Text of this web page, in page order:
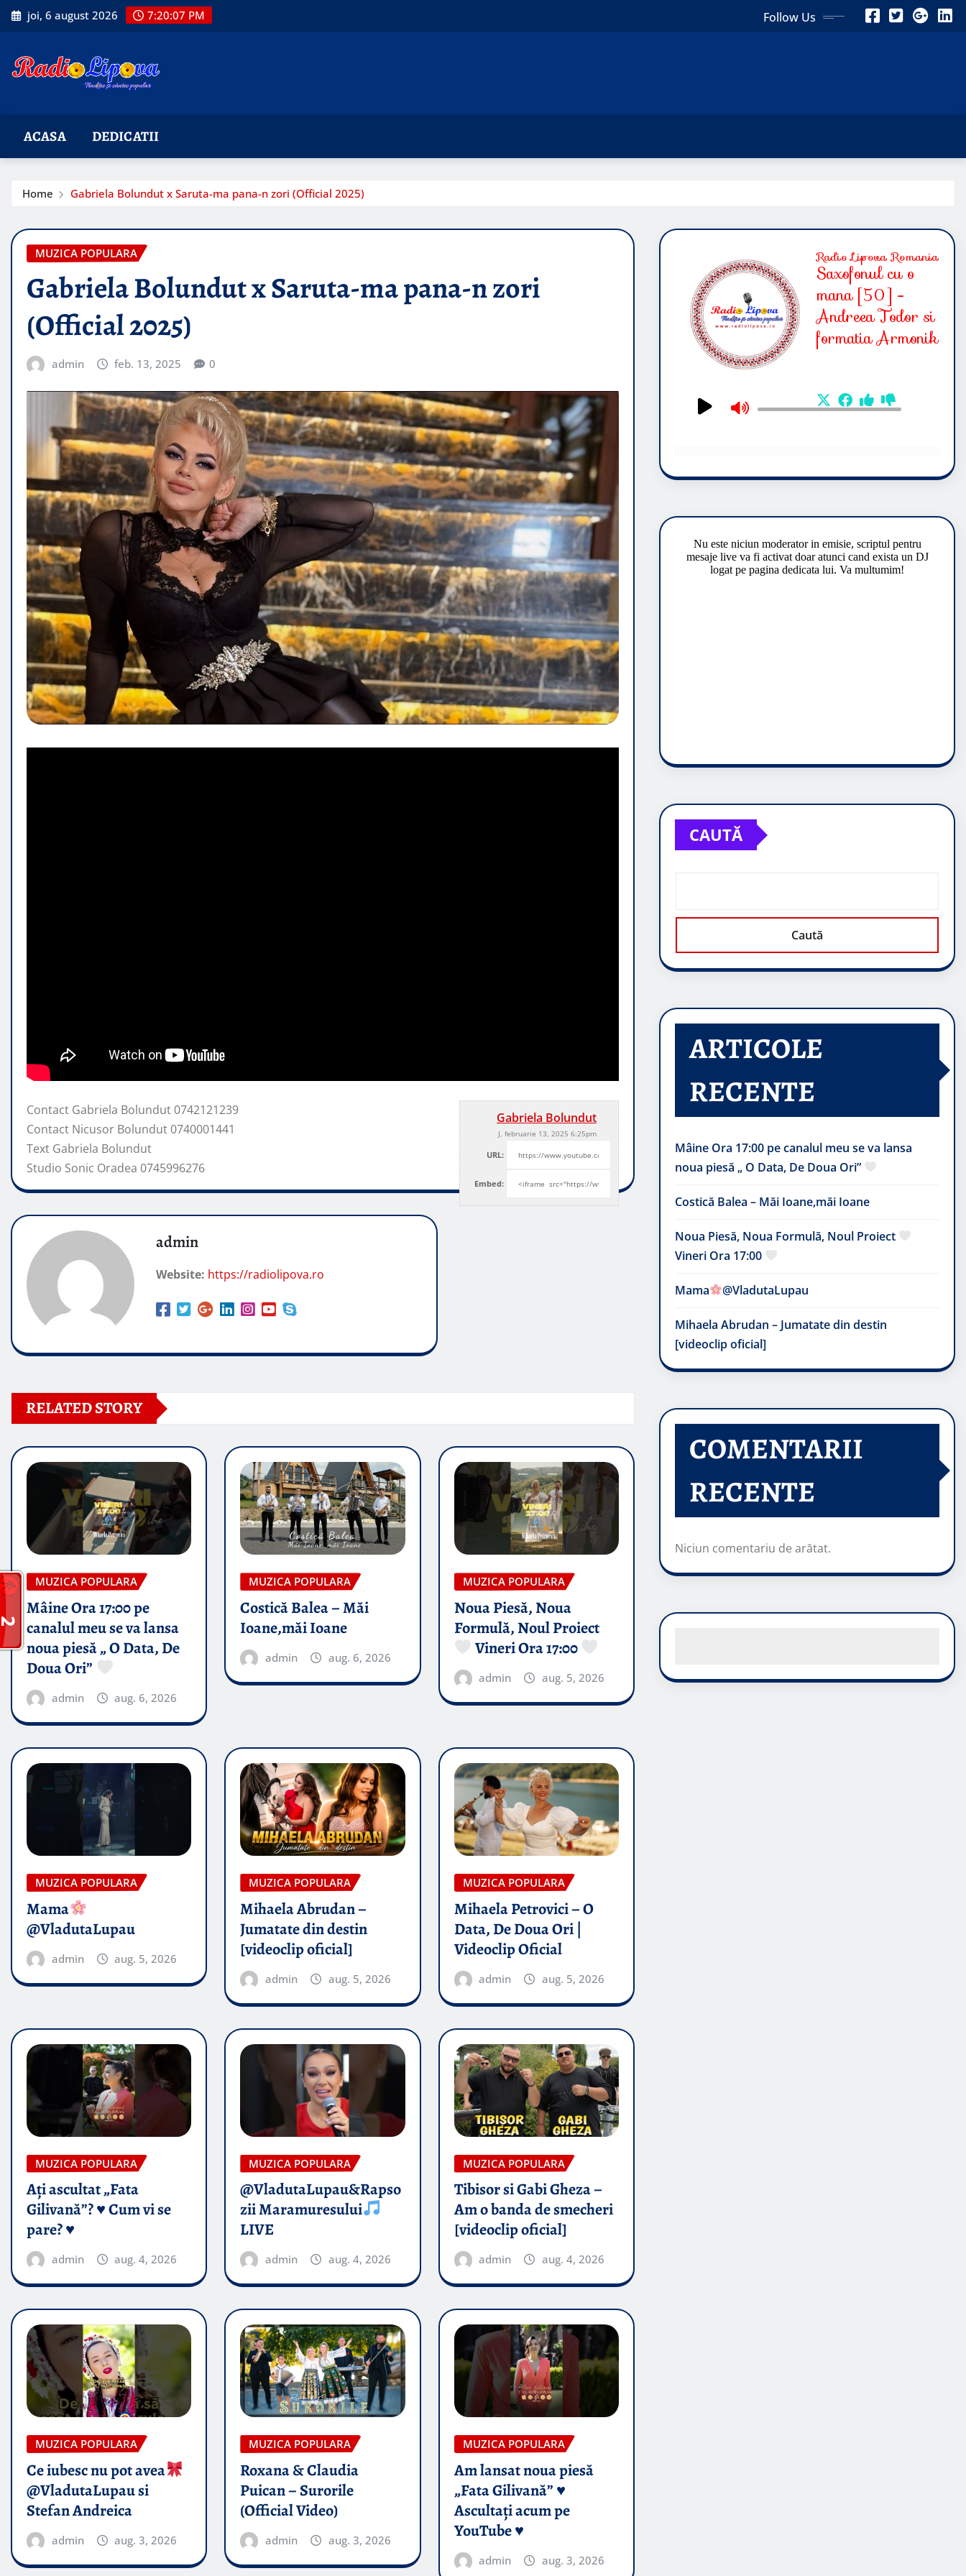
Skip
to
joi, 6 august 2026 7:20:08 PM Follow Us
ACASA DEDICATII
Home Gabriela Bolundut x Saruta-ma pana-n zori (Official 2025)
MUZICA POPULARA
Gabriela Bolundut x Saruta-ma pana-n zori
(Official 2025)
admin feb. 13, 2025 0
Gabriela Bolundut
J, februarie 13, 2025 6:25pm
URL:
Embed:
Contact Gabriela Bolundut 0742121239
Contact Nicusor Bolundut 0740001441
Text Gabriela Bolundut
Studio Sonic Oradea 0745996276
admin
Website: https://radiolipova.ro
RELATED STORY
MUZICA POPULARA
Mâine Ora 17:00 pe
canalul meu se va lansa
noua piesă „ O Data, De
Doua Ori”
admin aug. 6, 2026
MUZICA POPULARA
Costică Balea – Măi
Ioane,măi Ioane
admin aug. 6, 2026
MUZICA POPULARA
Noua Piesă, Noua
Formulă, Noul Proiect
Vineri Ora 17:00
admin aug. 5, 2026
MUZICA POPULARA
Mama
@VladutaLupau
admin aug. 5, 2026
MUZICA POPULARA
Mihaela Abrudan –
Jumatate din destin
[videoclip oficial]
admin aug. 5, 2026
MUZICA POPULARA
Mihaela Petrovici – O
Data, De Doua Ori |
Videoclip Oficial
admin aug. 5, 2026
MUZICA POPULARA
Ați ascultat „Fata
Gilivană”? ♥️ Cum vi se
pare? ♥️
admin aug. 4, 2026
MUZICA POPULARA
@VladutaLupau&Rapso
zii Maramuresului
LIVE
admin aug. 4, 2026
MUZICA POPULARA
Tibisor si Gabi Gheza –
Am o banda de smecheri
[videoclip oficial]
admin aug. 4, 2026
MUZICA POPULARA
Ce iubesc nu pot avea
@VladutaLupau si
Stefan Andreica
admin aug. 3, 2026
MUZICA POPULARA
Roxana & Claudia
Puican – Surorile
(Official Video)
admin aug. 3, 2026
MUZICA POPULARA
Am lansat noua piesă
„Fata Gilivană” ♥️
Ascultați acum pe
YouTube ♥️
admin aug. 3, 2026
CAUTĂ
Caută
ARTICOLE
RECENTE
Mâine Ora 17:00 pe canalul meu se va lansa
noua piesă „ O Data, De Doua Ori”
Costică Balea – Măi Ioane,măi Ioane
Noua Piesă, Noua Formulă, Noul Proiect
Vineri Ora 17:00
Mama @VladutaLupau
Mihaela Abrudan – Jumatate din destin
[videoclip oficial]
COMENTARII
RECENTE
Niciun comentariu de arătat.